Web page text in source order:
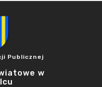
Publicznej
w